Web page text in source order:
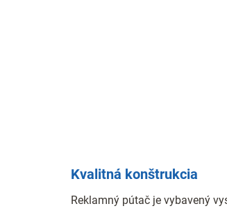
Kvalitná konštrukcia
Reklamný pútač je vybavený